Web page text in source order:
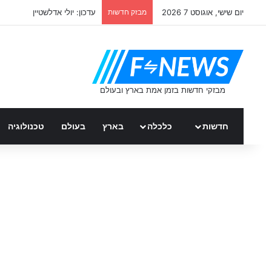
יום שישי, אוגוסט 7 2026 מבזק חדשות עדכון: יולי אדלשטיין
חדשות כלכלה בארץ בעולם טכנולוגיה